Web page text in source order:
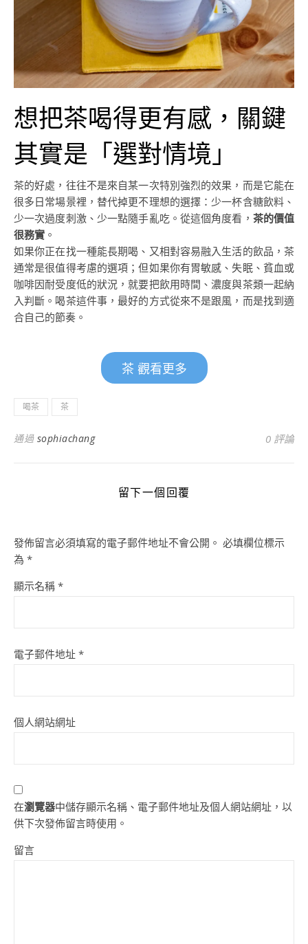
想把茶喝得更有感，關鍵
其實是「選對情境」
茶的好處，往往不是來自某一次特別強烈的效果，而是它能在
很多日常場景裡，替代掉更不理想的選擇：少一杯含糖飲料、
少一次過度刺激、少一點隨手亂吃。從這個角度看， 茶的價值
很務實 。
如果你正在找一種能長期喝、又相對容易融入生活的飲品，茶
通常是很值得考慮的選項；但如果你有胃敏感、失眠、貧血或
咖啡因耐受度低的狀況，就要把飲用時間、濃度與茶類一起納
入判斷。喝茶這件事，最好的方式從來不是跟風，而是找到適
合自己的節奏。
茶 觀看更多
喝茶 茶
通過 sophiachang 0 評論
留下一個回覆
發佈留言必須填寫的電子郵件地址不會公開。 必填欄位標示
為 *
顯示名稱 *
電子郵件地址 *
個人網站網址
在瀏覽器中儲存顯示名稱、電子郵件地址及個人網站網址，以
供下次發佈留言時使用。
留言